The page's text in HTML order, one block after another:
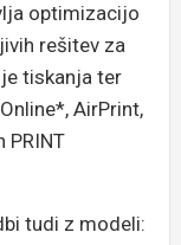
optimizacijo
rešitev za
tiskanja ter
AirPrint,
PRINT
tudi z modeli: